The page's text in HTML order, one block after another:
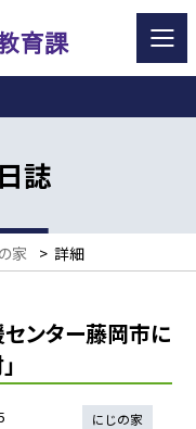
誌
家 > 詳細
センター藤岡市に
にじの家